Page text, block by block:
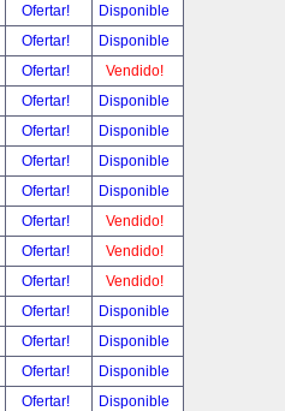
Ofertar!
Disponible
Ofertar!
Disponible
Ofertar!
Vendido!
Ofertar!
Disponible
Ofertar!
Disponible
Ofertar!
Disponible
Ofertar!
Disponible
Ofertar!
Vendido!
Ofertar!
Vendido!
Ofertar!
Vendido!
Ofertar!
Disponible
Ofertar!
Disponible
Ofertar!
Disponible
Ofertar!
Disponible